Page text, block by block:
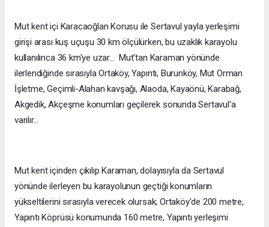
Mut kent içi Karacaoğlan Korusu ile Sertavul yayla yerleşimi
girişi arası kuş uçuşu 30 km ölçülürken, bu uzaklık karayolu
kullanılınca 36 km'ye uzar... Mut'tan Karaman yönünde
ilerlendiğinde sırasıyla Ortaköy, Yapıntı, Burunköy, Mut Orman
İşletme, Geçimli-Alahan kavşağı, Alaoda, Kayaönü, Karabağ,
Akgedik, Akçeşme konumları geçilerek sonunda Sertavul'a
varılır...
Mut kent içinden çıkılıp Karaman, dolayısıyla da Sertavul
yönünde ilerleyen bu karayolunun geçtiği konumların
yükseltilerini sırasıyla verecek olursak; Ortaköy'de 200 metre,
Yapıntı Köprüsü konumunda 160 metre, Yapıntı yerleşimi